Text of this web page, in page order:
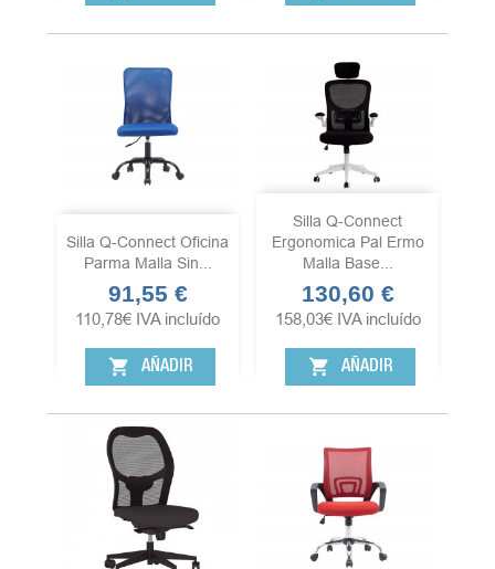
Silla Q-Connect Oficina
Parma Malla Sin...
Precio
91,55 €
110,78€ IVA incluído
shopping_cart AÑADIR
Silla Q-Connect
Ergonomica Pal Ermo
Malla Base...
Precio
130,60 €
158,03€ IVA incluído
shopping_cart AÑADIR